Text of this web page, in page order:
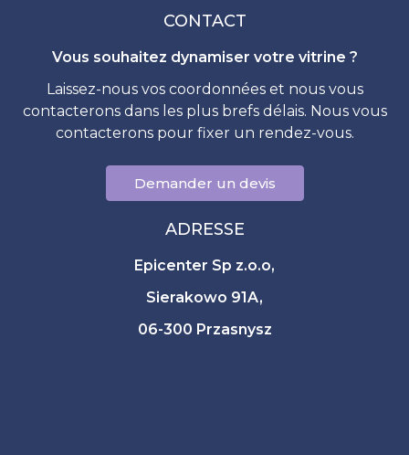
CONTACT
Vous souhaitez dynamiser votre vitrine ?
Laissez-nous vos coordonnées et nous vous
contacterons dans les plus brefs délais. Nous vous
contacterons pour fixer un rendez-vous.
Demander un devis
ADRESSE
Epicenter Sp z.o.o,
Sierakowo 91A,
06-300 Przasnysz